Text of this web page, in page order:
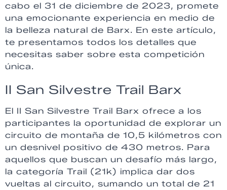
cabo el 31 de diciembre de 2023, promete
una emocionante experiencia en medio de
la belleza natural de Barx. En este artículo,
te presentamos todos los detalles que
necesitas saber sobre esta competición
única.
II San Silvestre Trail Barx
El II San Silvestre Trail Barx ofrece a los
participantes la oportunidad de explorar un
circuito de montaña de 10,5 kilómetros con
un desnivel positivo de 430 metros. Para
aquellos que buscan un desafío más largo,
la categoría Trail (21k) implica dar dos
vueltas al circuito, sumando un total de 21